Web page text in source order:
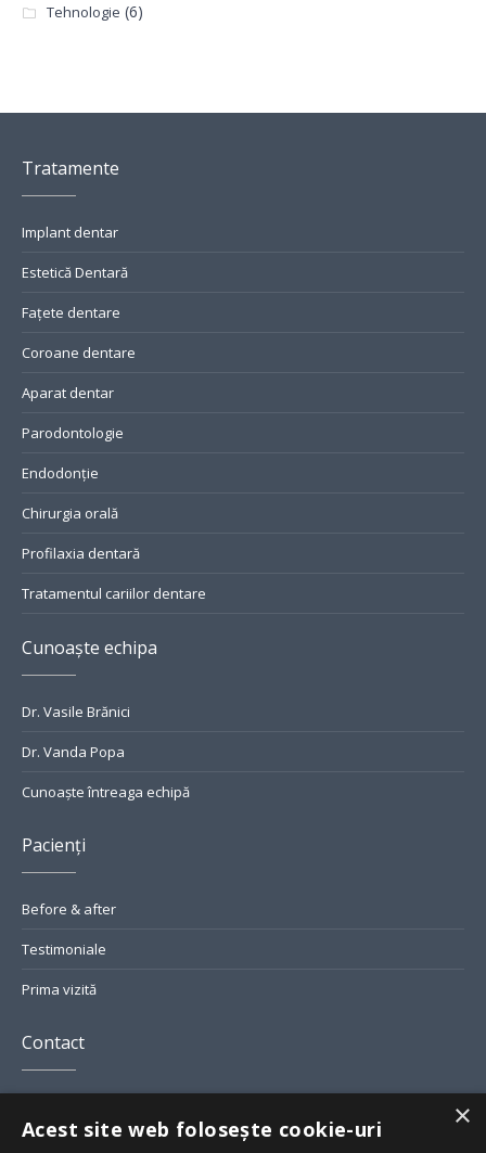
Tehnologie (6)
Tratamente
Implant dentar
Estetică Dentară
Fațete dentare
Coroane dentare
Aparat dentar
Parodontologie
Endodonție
Chirurgia orală
Profilaxia dentară
Tratamentul cariilor dentare
Cunoaște echipa
Dr. Vasile Brănici
Dr. Vanda Popa
Cunoaște întreaga echipă
Pacienți
Before & after
Testimoniale
Prima vizită
Contact
×
Acest site web folosește cookie-uri